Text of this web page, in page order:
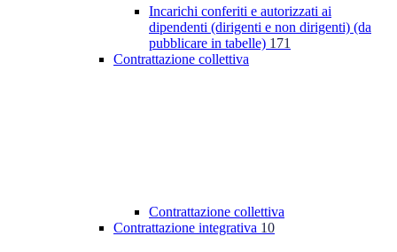
Incarichi conferiti e autorizzati ai
dipendenti (dirigenti e non dirigenti) (da
pubblicare in tabelle) 171
Contrattazione collettiva
Contrattazione collettiva
Contrattazione integrativa 10